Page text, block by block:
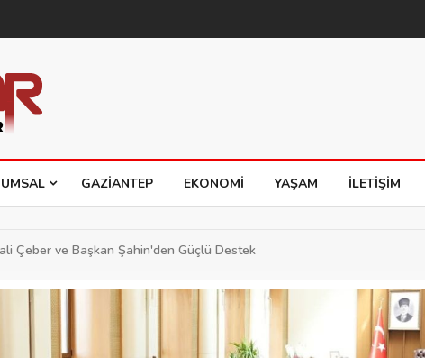
GAZIANTEP EKONOMI YAŞAM İLETIŞIM
Çeber ve Başkan Şahin'den Güçlü Destek